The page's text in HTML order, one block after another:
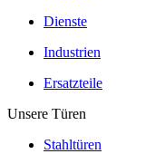
Dienste
Industrien
Ersatzteile
Unsere Türen
Stahltüren